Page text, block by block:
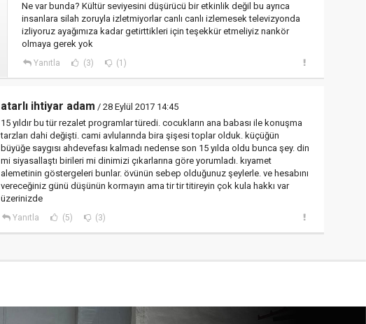
Ne var bunda? Kültür seviyesini düşürücü bir etkinlik değil bu ayrıca
insanlara silah zoruyla izletmiyorlar canlı canlı izlemesek televizyonda
izliyoruz ayağımıza kadar getirttikleri için teşekkür etmeliyiz nankör
olmaya gerek yok
Yanıtla (3) (1)
atarlı ihtiyar adam / 28 Eylül 2017 14:45
15 yıldır bu tür rezalet programlar türedi. cocukların ana babası ile konuşma
tarzları dahi değişti. cami avlularında bira şişesi toplar olduk. küçüğün
büyüğe saygısı ahdevefası kalmadı nedense son 15 yılda oldu bunca şey. din
mi siyasallaştı birileri mi dinimizi çıkarlarına göre yorumladı. kıyamet
alemetinin göstergeleri bunlar. övünün sebep olduğunuz şeylerle. ve hesabını
vereceğiniz günü düşünün kormayın ama tir tir titireyin çok kula hakkı var
üzerinizde
Yanıtla (5) (3)